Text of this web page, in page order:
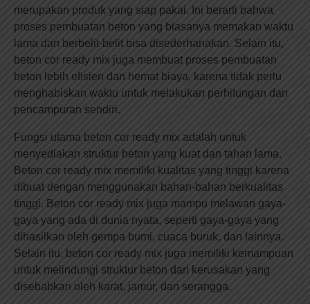
merupakan produk yang siap pakai. Ini berarti bahwa
proses pembuatan beton yang biasanya memakan waktu
lama dan berbelit-belit bisa disederhanakan. Selain itu,
beton cor ready mix juga membuat proses pembuatan
beton lebih efisien dan hemat biaya, karena tidak perlu
menghabiskan waktu untuk melakukan perhitungan dan
pencampuran sendiri.
Fungsi utama beton cor ready mix adalah untuk
menyediakan struktur beton yang kuat dan tahan lama.
Beton cor ready mix memiliki kualitas yang tinggi karena
dibuat dengan menggunakan bahan-bahan berkualitas
tinggi. Beton cor ready mix juga mampu melawan gaya-
gaya yang ada di dunia nyata, seperti gaya-gaya yang
dihasilkan oleh gempa bumi, cuaca buruk, dan lainnya.
Selain itu, beton cor ready mix juga memiliki kemampuan
untuk melindungi struktur beton dari kerusakan yang
disebabkan oleh karat, jamur, dan serangga.